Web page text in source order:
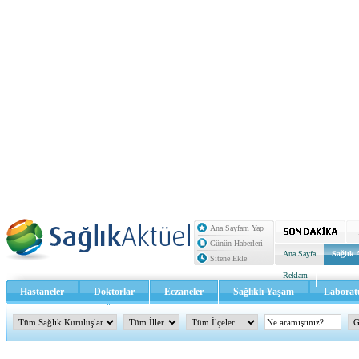
Ana Sayfam Yap
Günün Haberleri
Sitene Ekle
Ana Sayfa Sağlık
Reklam
Hastaneler Doktorlar Eczaneler Sağlıklı Yaşam
Sağlık TV - Video İletişim